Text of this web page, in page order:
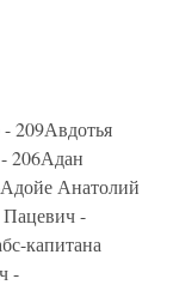
206Адан
Анатолий
-
капитана
-